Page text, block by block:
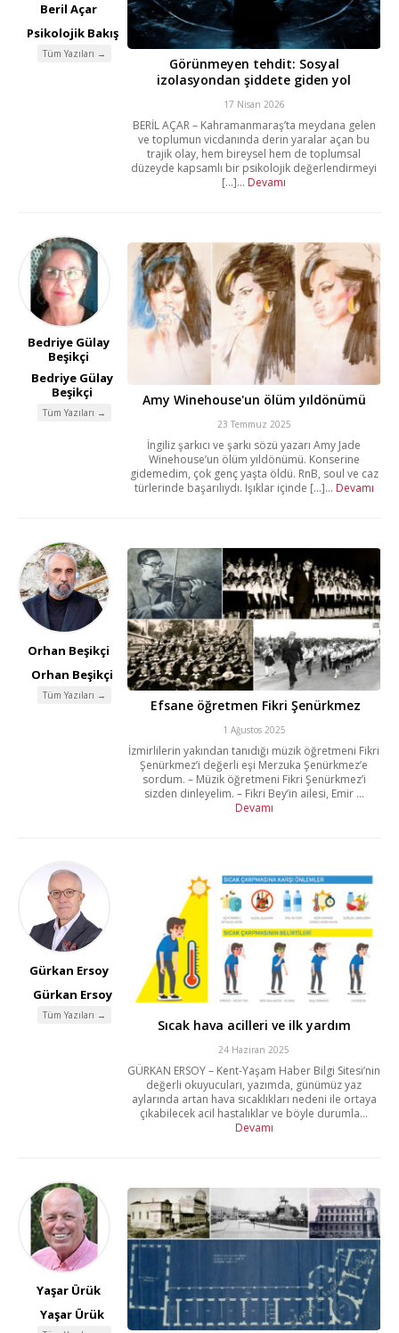
Beril Açar
Psikolojik Bakış
Tüm Yazıları →
Görünmeyen tehdit: Sosyal
izolasyondan şiddete giden yol
17 Nisan 2026
BERİL AÇAR – Kahramanmaraş’ta meydana gelen
ve toplumun vicdanında derin yaralar açan bu
trajik olay, hem bireysel hem de toplumsal
düzeyde kapsamlı bir psikolojik değerlendirmeyi
[...]... Devamı
Bedriye Gülay
Beşikçi
Bedriye Gülay
Beşikçi
Tüm Yazıları →
Amy Winehouse'un ölüm yıldönümü
23 Temmuz 2025
İngiliz şarkıcı ve şarkı sözü yazarı Amy Jade
Winehouse’un ölüm yıldönümü. Konserine
gidemedim, çok genç yaşta öldü. RnB, soul ve caz
türlerinde başarılıydı. Işıklar içinde [...]... Devamı
Orhan Beşikçi
Orhan Beşikçi
Tüm Yazıları →
Efsane öğretmen Fikri Şenürkmez
1 Ağustos 2025
İzmirlilerin yakından tanıdığı müzik öğretmeni Fikri
Şenürkmez’i değerli eşi Merzuka Şenürkmez’e
sordum. – Müzik öğretmeni Fikri Şenürkmez’i
sizden dinleyelim. – Fikri Bey’in ailesi, Emir ...
Devamı
Gürkan Ersoy
Gürkan Ersoy
Tüm Yazıları →
Sıcak hava acilleri ve ilk yardım
24 Haziran 2025
GÜRKAN ERSOY – Kent-Yaşam Haber Bilgi Sitesi’nin
değerli okuyucuları, yazımda, günümüz yaz
aylarında artan hava sıcaklıkları nedeni ile ortaya
çıkabilecek acil hastalıklar ve böyle durumla...
Devamı
Yaşar Ürük
Yaşar Ürük